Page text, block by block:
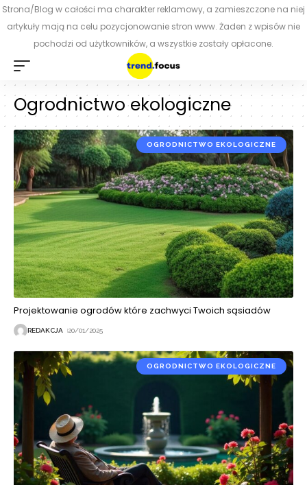
Strona/Blog w całości ma charakter reklamowy, a zamieszczone na niej
artykuły mają na celu pozycjonowanie stron www. Żaden z wpisów nie
pochodzi od użytkowników, a wszystkie zostały opłacone.
Ogrodnictwo ekologiczne
OGRODNICTWO EKOLOGICZNE
Projektowanie ogrodów które zachwyci Twoich sąsiadów
REDAKCJA 20/01/2025
OGRODNICTWO EKOLOGICZNE